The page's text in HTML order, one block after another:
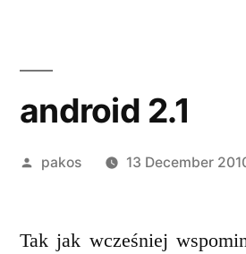
android 2.1
Posted
pakos 13 December
Tak jak wcześniej